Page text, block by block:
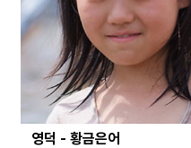
영덕 - 황금은어